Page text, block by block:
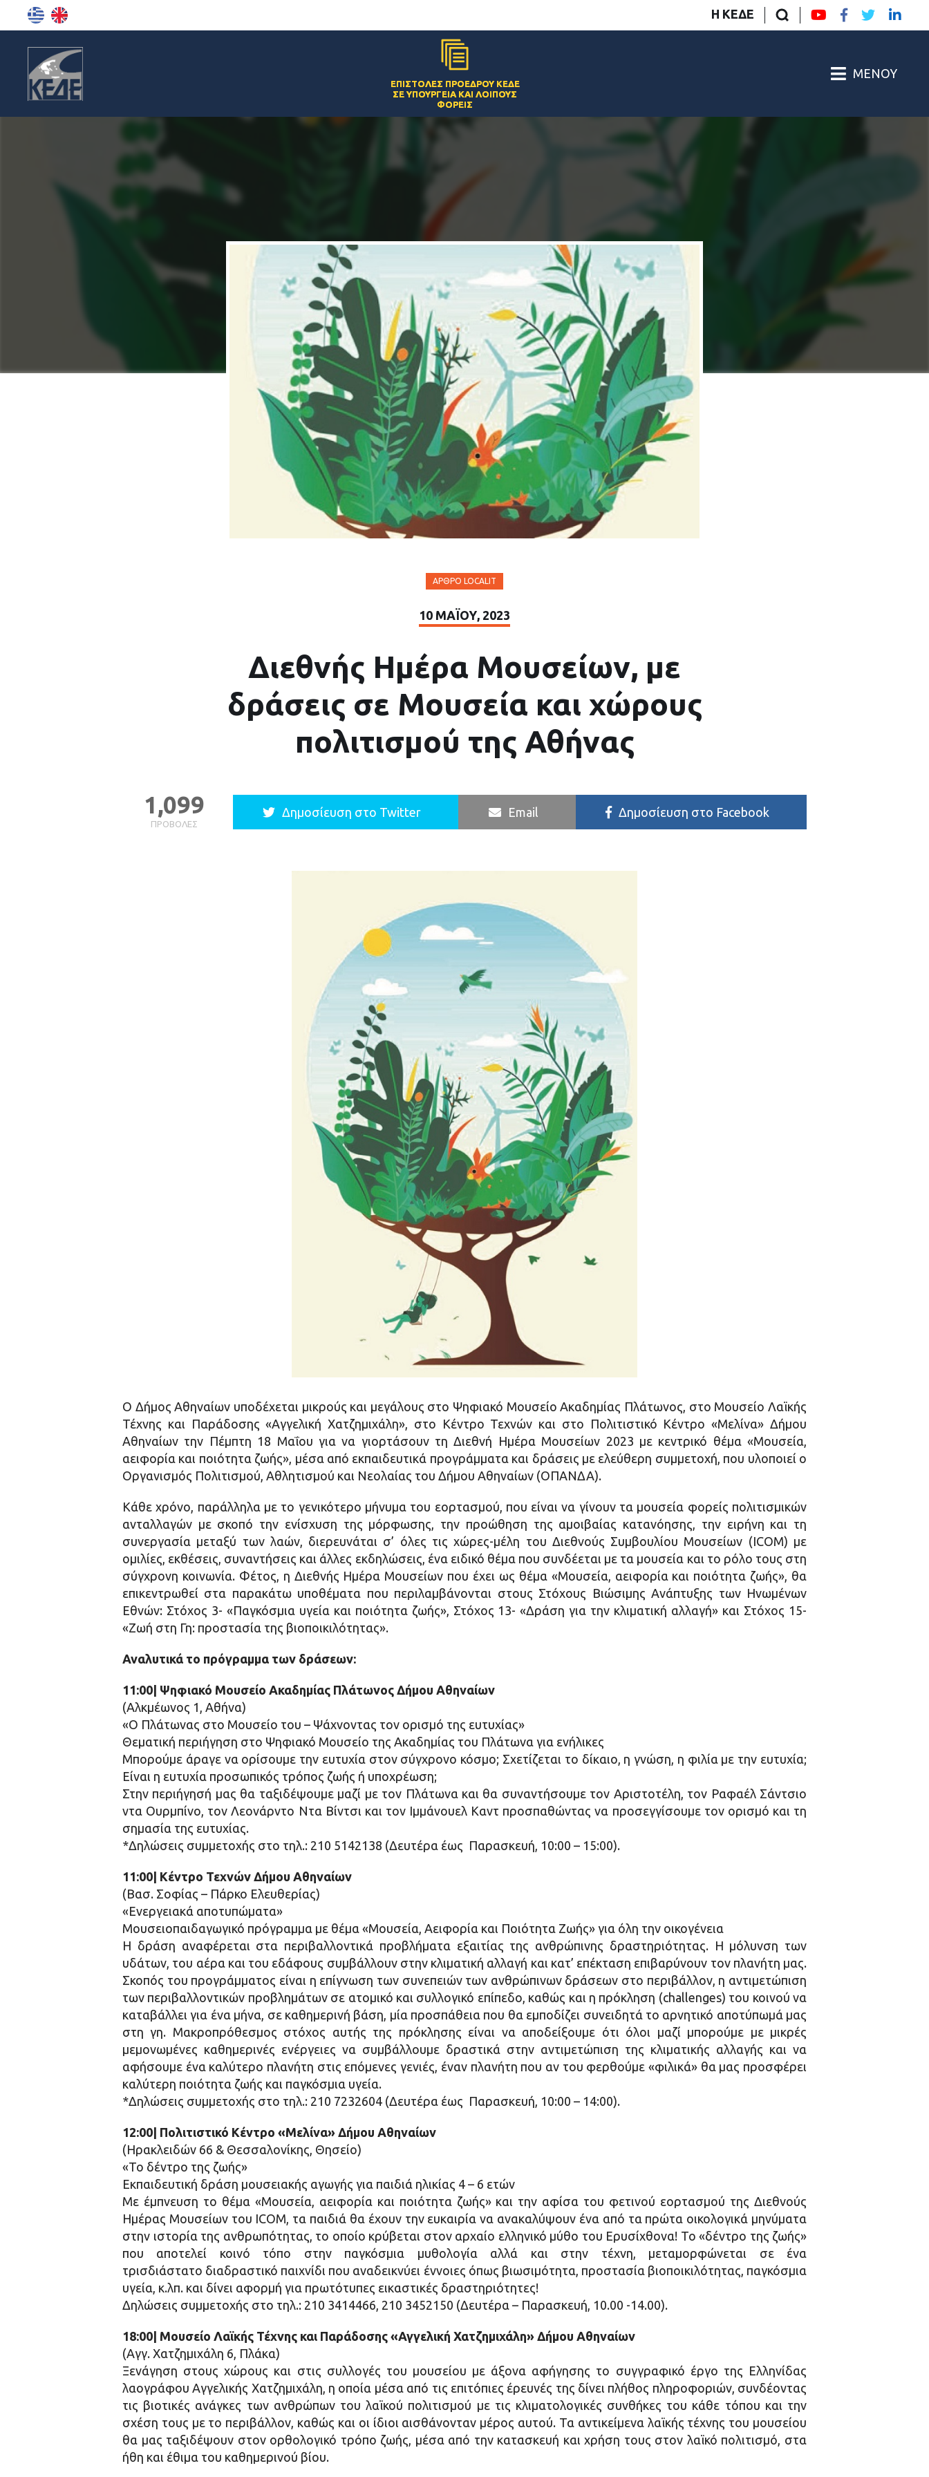
Η ΚΕΔΕ
ΕΠΙΣΤΟΛΈΣ ΠΡΟΈΔΡΟΥ ΚΕΔΕ
ΣΕ ΥΠΟΥΡΓΕΊΑ ΚΑΙ ΛΟΙΠΟΎΣ
ΦΟΡΕΊΣ
ΜΕΝΟΎ
ΆΡΘΡΟ LOCALIT
10 ΜΑΪ́ΟΥ, 2023
Διεθνής Ημέρα Μουσείων, με
δράσεις σε Μουσεία και χώρους
πολιτισμού της Αθήνας
ΠΡΟΒΟΛΈΣ
1,099 Δημοσίευση στο Twitter Email Δημοσίευση στο Facebook
Ο Δήμος Αθηναίων υποδέχεται μικρούς και μεγάλους στο Ψηφιακό Μουσείο Ακαδημίας Πλάτωνος, στο Μουσείο Λαϊκής
Τέχνης και Παράδοσης «Αγγελική Χατζημιχάλη», στο Κέντρο Τεχνών και στο Πολιτιστικό Κέντρο «Μελίνα» Δήμου
Αθηναίων την Πέμπτη 18 Μαΐου για να γιορτάσουν τη Διεθνή Ημέρα Μουσείων 2023 με κεντρικό θέμα «Μουσεία,
αειφορία και ποιότητα ζωής», μέσα από εκπαιδευτικά προγράμματα και δράσεις με ελεύθερη συμμετοχή, που υλοποιεί ο
Οργανισμός Πολιτισμού, Αθλητισμού και Νεολαίας του Δήμου Αθηναίων (ΟΠΑΝΔΑ).
Κάθε χρόνο, παράλληλα με το γενικότερο μήνυμα του εορτασμού, που είναι να γίνουν τα μουσεία φορείς πολιτισμικών
ανταλλαγών με σκοπό την ενίσχυση της μόρφωσης, την προώθηση της αμοιβαίας κατανόησης, την ειρήνη και τη
συνεργασία μεταξύ των λαών, διερευνάται σ’ όλες τις χώρες-μέλη του Διεθνούς Συμβουλίου Μουσείων (ICOM) με
ομιλίες, εκθέσεις, συναντήσεις και άλλες εκδηλώσεις, ένα ειδικό θέμα που συνδέεται με τα μουσεία και το ρόλο τους στη
σύγχρονη κοινωνία. Φέτος, η Διεθνής Ημέρα Μουσείων που έχει ως θέμα «Μουσεία, αειφορία και ποιότητα ζωής», θα
επικεντρωθεί στα παρακάτω υποθέματα που περιλαμβάνονται στους Στόχους Βιώσιμης Ανάπτυξης των Ηνωμένων
Εθνών: Στόχος 3- «Παγκόσμια υγεία και ποιότητα ζωής», Στόχος 13- «Δράση για την κλιματική αλλαγή» και Στόχος 15-
«Ζωή στη Γη: προστασία της βιοποικιλότητας».
Αναλυτικά το πρόγραμμα των δράσεων:
11:00| Ψηφιακό Μουσείο Ακαδημίας Πλάτωνος Δήμου Αθηναίων
(Αλκμέωνος 1, Αθήνα)
«Ο Πλάτωνας στο Μουσείο του – Ψάχνοντας τον ορισμό της ευτυχίας»
Θεματική περιήγηση στο Ψηφιακό Μουσείο της Ακαδημίας του Πλάτωνα για ενήλικες
Μπορούμε άραγε να ορίσουμε την ευτυχία στον σύγχρονο κόσμο; Σχετίζεται το δίκαιο, η γνώση, η φιλία με την ευτυχία;
Είναι η ευτυχία προσωπικός τρόπος ζωής ή υποχρέωση;
Στην περιήγησή μας θα ταξιδέψουμε μαζί με τον Πλάτωνα και θα συναντήσουμε τον Αριστοτέλη, τον Ραφαέλ Σάντσιο
ντα Ουρμπίνο, τον Λεονάρντο Ντα Βίντσι και τον Ιμμάνουελ Καντ προσπαθώντας να προσεγγίσουμε τον ορισμό και τη
σημασία της ευτυχίας.
*Δηλώσεις συμμετοχής στο τηλ.: 210 5142138 (Δευτέρα έως Παρασκευή, 10:00 – 15:00).
11:00| Κέντρο Τεχνών Δήμου Αθηναίων
(Βασ. Σοφίας – Πάρκο Ελευθερίας)
«Ενεργειακά αποτυπώματα»
Μουσειοπαιδαγωγικό πρόγραμμα με θέμα «Μουσεία, Αειφορία και Ποιότητα Ζωής» για όλη την οικογένεια
Η δράση αναφέρεται στα περιβαλλοντικά προβλήματα εξαιτίας της ανθρώπινης δραστηριότητας. Η μόλυνση των
υδάτων, του αέρα και του εδάφους συμβάλλουν στην κλιματική αλλαγή και κατ’ επέκταση επιβαρύνουν τον πλανήτη μας.
Σκοπός του προγράμματος είναι η επίγνωση των συνεπειών των ανθρώπινων δράσεων στο περιβάλλον, η αντιμετώπιση
των περιβαλλοντικών προβλημάτων σε ατομικό και συλλογικό επίπεδο, καθώς και η πρόκληση (challenges) του κοινού να
καταβάλλει για ένα μήνα, σε καθημερινή βάση, μία προσπάθεια που θα εμποδίζει συνειδητά το αρνητικό αποτύπωμά μας
στη γη. Μακροπρόθεσμος στόχος αυτής της πρόκλησης είναι να αποδείξουμε ότι όλοι μαζί μπορούμε με μικρές
μεμονωμένες καθημερινές ενέργειες να συμβάλλουμε δραστικά στην αντιμετώπιση της κλιματικής αλλαγής και να
αφήσουμε ένα καλύτερο πλανήτη στις επόμενες γενιές, έναν πλανήτη που αν του φερθούμε «φιλικά» θα μας προσφέρει
καλύτερη ποιότητα ζωής και παγκόσμια υγεία.
*Δηλώσεις συμμετοχής στο τηλ.: 210 7232604 (Δευτέρα έως Παρασκευή, 10:00 – 14:00).
12:00| Πολιτιστικό Κέντρο «Μελίνα» Δήμου Αθηναίων
(Ηρακλειδών 66 & Θεσσαλονίκης, Θησείο)
«Το δέντρο της ζωής»
Εκπαιδευτική δράση μουσειακής αγωγής για παιδιά ηλικίας 4 – 6 ετών
Με έμπνευση το θέμα «Μουσεία, αειφορία και ποιότητα ζωής» και την αφίσα του φετινού εορτασμού της Διεθνούς
Ημέρας Μουσείων του ICOM, τα παιδιά θα έχουν την ευκαιρία να ανακαλύψουν ένα από τα πρώτα οικολογικά μηνύματα
στην ιστορία της ανθρωπότητας, το οποίο κρύβεται στον αρχαίο ελληνικό μύθο του Ερυσίχθονα! Το «δέντρο της ζωής»
που αποτελεί κοινό τόπο στην παγκόσμια μυθολογία αλλά και στην τέχνη, μεταμορφώνεται σε ένα
τρισδιάστατο διαδραστικό παιχνίδι που αναδεικνύει έννοιες όπως βιωσιμότητα, προστασία βιοποικιλότητας, παγκόσμια
υγεία, κ.λπ. και δίνει αφορμή για πρωτότυπες εικαστικές δραστηριότητες!
Δηλώσεις συμμετοχής στο τηλ.: 210 3414466, 210 3452150 (Δευτέρα – Παρασκευή, 10.00 -14.00).
18:00| Μουσείο Λαϊκής Τέχνης και Παράδοσης «Αγγελική Χατζημιχάλη» Δήμου Αθηναίων
(Αγγ. Χατζημιχάλη 6, Πλάκα)
Ξενάγηση στους χώρους και στις συλλογές του μουσείου με άξονα αφήγησης το συγγραφικό έργο της Ελληνίδας
λαογράφου Αγγελικής Χατζημιχάλη, η οποία μέσα από τις επιτόπιες έρευνές της δίνει πλήθος πληροφοριών, συνδέοντας
τις βιοτικές ανάγκες των ανθρώπων του λαϊκού πολιτισμού με τις κλιματολογικές συνθήκες του κάθε τόπου και την
σχέση τους με το περιβάλλον, καθώς και οι ίδιοι αισθάνονταν μέρος αυτού. Τα αντικείμενα λαϊκής τέχνης του μουσείου
θα μας ταξιδέψουν στον ορθολογικό τρόπο ζωής, μέσα από την κατασκευή και χρήση τους στον λαϊκό πολιτισμό, στα
ήθη και έθιμα του καθημερινού βίου.